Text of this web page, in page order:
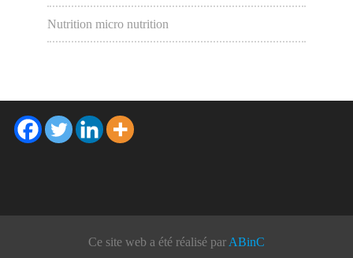
Nutrition micro nutrition
Ce site web a été réalisé par ABinC